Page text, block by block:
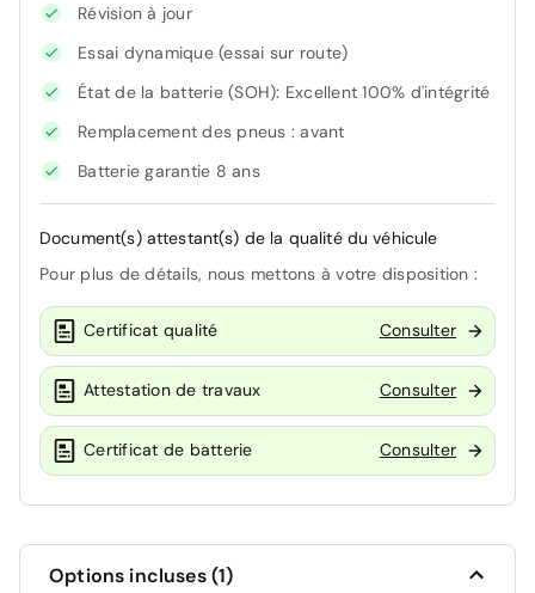
Révision à jour
Essai dynamique (essai sur route)
État de la batterie (SOH): Excellent 100% d'intégrité
Remplacement des pneus : avant
Batterie garantie 8 ans
Document(s) attestant(s) de la qualité du véhicule
Pour plus de détails, nous mettons à votre disposition :
Certificat qualité Consulter
Attestation de travaux Consulter
Certificat de batterie Consulter
Options incluses (1)